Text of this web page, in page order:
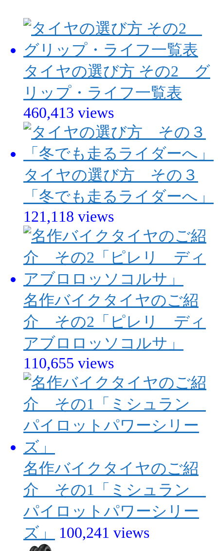
タイヤの選び方 その2 グ
リップ・ライフ一覧表
460,413 views
タイヤの選び方 その３
「冬でも走るライダーへ」
121,118 views
名作バイクタイヤのご紹
介 その2「ピレリ ディ
アブロロッソコルサ」
110,655 views
名作バイクタイヤのご紹
介 その1「ミシュラン
パイロットパワーシリー
ズ」
100,241 views